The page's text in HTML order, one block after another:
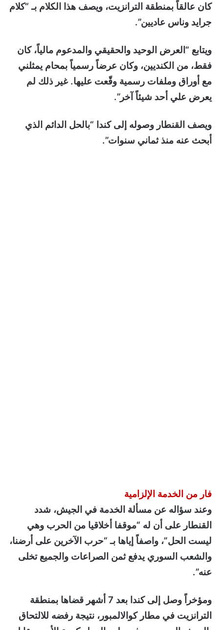
كان عالقاً بمنطقة الترانزيت، ويصف هذا الكلام بـ “كلام
جرايد وناس عاديين”.
ويتابع “العرض الوحيد والحقيقي والمدعوم مالياً، كان
فقط، من الكنديين، وكان عرضاً رسمياً بمحام يمثلني
مع أوراق وملفات رسمية وقّعت عليها. غير ذلك لم
يعرض علي أحد شيئاً آخر”.
ويصف القنطار وصوله إلى كندا “بالحل الدائم الذي
أبحث عنه منذ ثماني سنوات”.
فار من الخدمة الإلزامية
وعند سؤاله عن مسألة الخدمة في الجيش، شدد
القنطار على أن له “موقفا أخلاقيا من الحرب وهي
ليست الحل”، واصفاً إياها بـ “حرب الآخرين على أرضنا،
والشعب السوري يدفع ثمن الصراعات والجميع تخلى
عنه”.
ومؤخراً وصل إلى كندا بعد 7 أشهر قضاها بمنطقة
الترانزيت في مطار كوالالمبور، نتيجة رفضه للالتحاق